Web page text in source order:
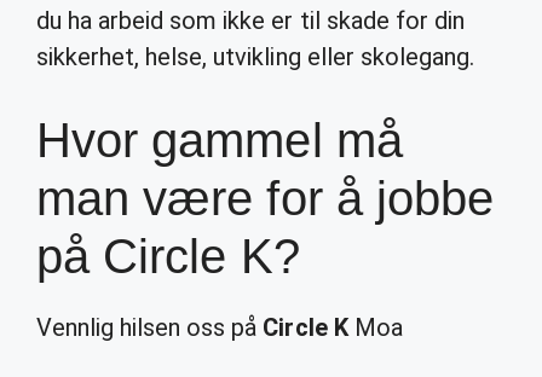
du ha arbeid som ikke er til skade for din
sikkerhet, helse, utvikling eller skolegang.
Hvor gammel må
man være for å jobbe
på Circle K?
Vennlig hilsen oss på Circle KMoa